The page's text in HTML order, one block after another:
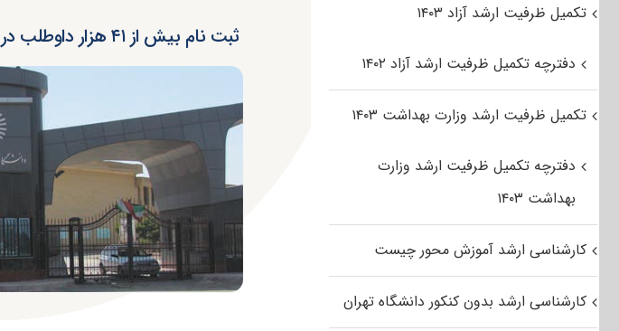
ثبت نام بیش از ۴۱ هزار داوطلب در آزمون کارشناسی ارشد فراگیر پیام نور
تکمیل ظرفیت ارشد آزاد ۱۴۰۳
دفترچه تکمیل ظرفیت ارشد آزاد ۱۴۰۲
تکمیل ظرفیت ارشد وزارت بهداشت ۱۴۰۳
دفترچه تکمیل ظرفیت ارشد وزارت
بهداشت ۱۴۰۳
کارشناسی ارشد آموزش محور چیست
کارشناسی ارشد بدون کنکور دانشگاه تهران